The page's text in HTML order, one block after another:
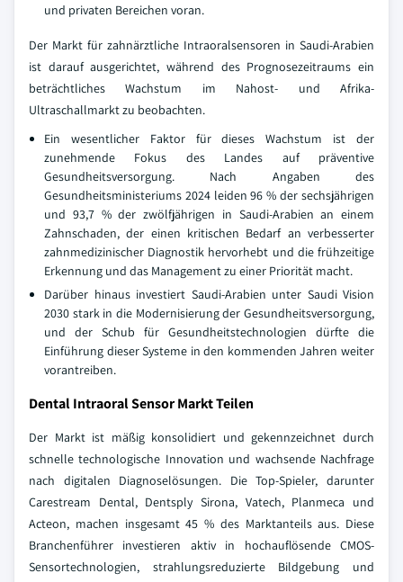
und privaten Bereichen voran.
Der Markt für zahnärztliche Intraoralsensoren in Saudi-Arabien
ist darauf ausgerichtet, während des Prognosezeitraums ein
beträchtliches Wachstum im Nahost- und Afrika-
Ultraschallmarkt zu beobachten.
Ein wesentlicher Faktor für dieses Wachstum ist der
zunehmende Fokus des Landes auf präventive
Gesundheitsversorgung. Nach Angaben des
Gesundheitsministeriums 2024 leiden 96 % der sechsjährigen
und 93,7 % der zwölfjährigen in Saudi-Arabien an einem
Zahnschaden, der einen kritischen Bedarf an verbesserter
zahnmedizinischer Diagnostik hervorhebt und die frühzeitige
Erkennung und das Management zu einer Priorität macht.
Darüber hinaus investiert Saudi-Arabien unter Saudi Vision
2030 stark in die Modernisierung der Gesundheitsversorgung,
und der Schub für Gesundheitstechnologien dürfte die
Einführung dieser Systeme in den kommenden Jahren weiter
vorantreiben.
Dental Intraoral Sensor Markt Teilen
Der Markt ist mäßig konsolidiert und gekennzeichnet durch
schnelle technologische Innovation und wachsende Nachfrage
nach digitalen Diagnoselösungen. Die Top-Spieler, darunter
Carestream Dental, Dentsply Sirona, Vatech, Planmeca und
Acteon, machen insgesamt 45 % des Marktanteils aus. Diese
Branchenführer investieren aktiv in hochauflösende CMOS-
Sensortechnologien, strahlungsreduzierte Bildgebung und